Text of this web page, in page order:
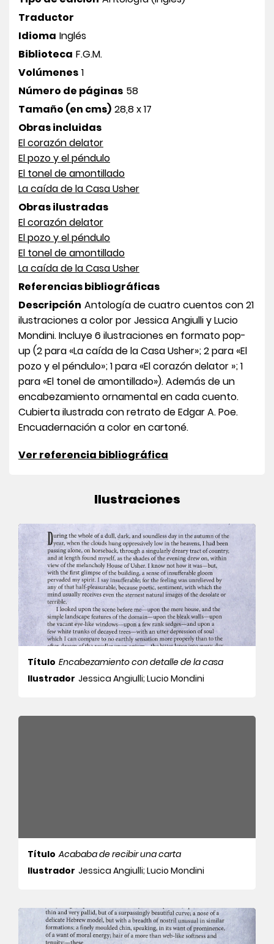
Traductor
Idioma Inglés
Biblioteca F.G.M.
Volúmenes 1
Número de páginas 58
Tamaño (en cms) 28,8 x 17
Obras incluidas
El corazón delator
El pozo y el péndulo
El tonel de amontillado
La caída de la Casa Usher
Obras ilustradas
El corazón delator
El pozo y el péndulo
El tonel de amontillado
La caída de la Casa Usher
Referencias bibliográficas
Descripción Antología de cuatro cuentos con 21
ilustraciones a color por Jessica Angiulli y Lucio
Mondini. Incluye 6 ilustraciones en formato pop-
up (2 para «La caída de la Casa Usher»; 2 para «El
pozo y el péndulo»; 1 para «El corazón delator »; 1
para «El tonel de amontillado»). Además de un
encabezamiento ornamental en cada cuento.
Cubierta ilustrada con retrato de Edgar A. Poe.
Encuadernación a color en cartoné.
Ver referencia bibliográfica
Ilustraciones
Título Encabezamiento con detalle de la casa
Ilustrador Jessica Angiulli; Lucio Mondini
Título Acababa de recibir una carta
Ilustrador Jessica Angiulli; Lucio Mondini